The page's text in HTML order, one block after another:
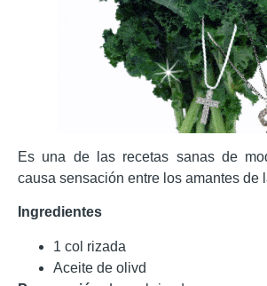
Es una de las recetas sanas de
causa sensación entre los amantes de
Ingredientes
1 col rizada
Aceite de olivd